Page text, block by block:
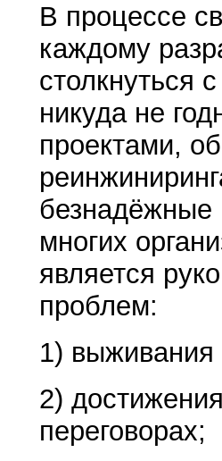
В процессе
каждому
столкнуться
никуда не
проектами,
безнадёжные
многих
является
проблем:
1) выживания
2)
переговорах;